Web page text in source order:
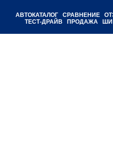
АВТОКАТАЛОГ СРАВНЕНИЕ
ТЕСТ-ДРАЙВ
ПРОДАЖА